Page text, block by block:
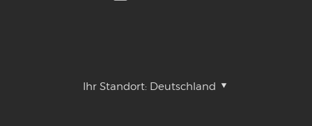
Ihr Standort: Deutschland